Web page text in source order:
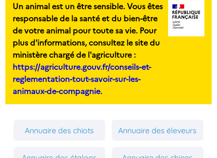
Un animal est un être sensible. Vous êtes
responsable de la santé et du bien-être
de votre animal pour toute sa vie. Pour
plus d'informations, consultez le site du
ministère chargé de l'agriculture :
https://agriculture.gouv.fr/conseils-et-
reglementation-tout-savoir-sur-les-
animaux-de-compagnie.
Annuaire des chiots Annuaire des éleveurs